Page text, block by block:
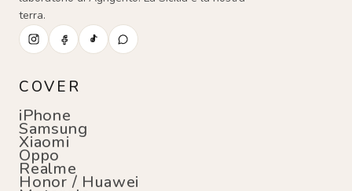
terra.
COVER
iPhone
Samsung
Xiaomi
Oppo
Realme
Honor / Huawei